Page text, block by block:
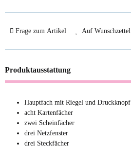
Frage zum Artikel Auf Wunschzettel
Produktausstattung
Hauptfach mit Riegel und Druckknopf
acht Kartenfächer
zwei Scheinfächer
drei Netzfenster
drei Steckfächer